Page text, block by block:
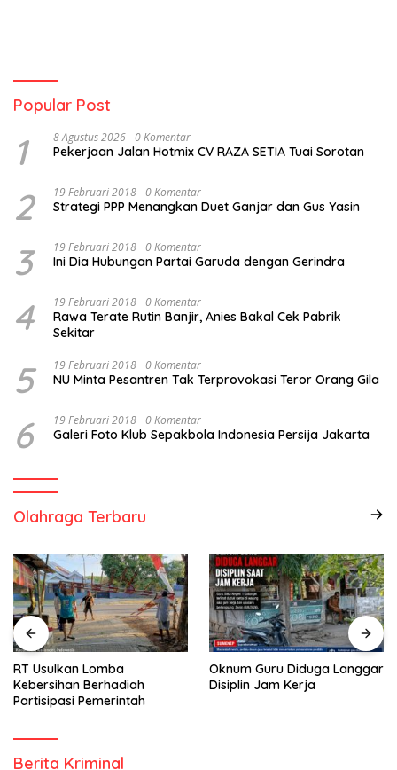
Popular Post
1 8 Agustus 2026 0 Komentar
Pekerjaan Jalan Hotmix CV RAZA SETIA Tuai Sorotan
2 19 Februari 2018 0 Komentar
Strategi PPP Menangkan Duet Ganjar dan Gus Yasin
3 19 Februari 2018 0 Komentar
Ini Dia Hubungan Partai Garuda dengan Gerindra
4 19 Februari 2018 0 Komentar
Rawa Terate Rutin Banjir, Anies Bakal Cek Pabrik
Sekitar
5 19 Februari 2018 0 Komentar
NU Minta Pesantren Tak Terprovokasi Teror Orang Gila
6 19 Februari 2018 0 Komentar
Galeri Foto Klub Sepakbola Indonesia Persija Jakarta
Olahraga Terbaru
RT Usulkan Lomba
Kebersihan Berhadiah
Partisipasi Pemerintah
Oknum Guru Diduga Langgar
Disiplin Jam Kerja
Berita Kriminal